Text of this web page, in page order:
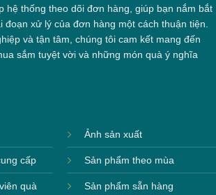
hệ thống theo dõi đơn hàng, giúp bạn nắm bắt
đoạn xử lý của đơn hàng một cách thuận tiện.
và tận tâm, chúng tôi cam kết mang đến
sắm tuyệt vời và những món quà ý nghĩa
cấp
quà
Ảnh sản xuất
Sản phẩm theo mùa
Sản phẩm sẵn hàng